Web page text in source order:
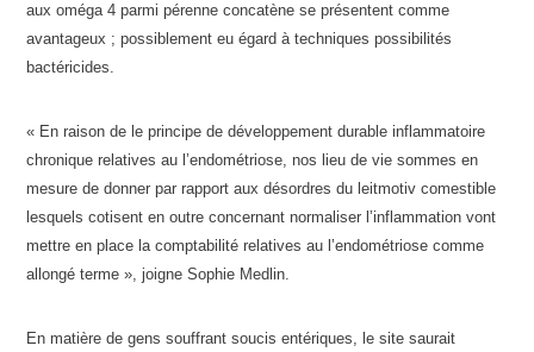
aux oméga 4 parmi pérenne concatène se présentent comme
avantageux ; possiblement eu égard à techniques possibilités
bactéricides.
« En raison de le principe de développement durable inflammatoire
chronique relatives au l’endométriose, nos lieu de vie sommes en
mesure de donner par rapport aux désordres du leitmotiv comestible
lesquels cotisent en outre concernant normaliser l’inflammation vont
mettre en place la comptabilité relatives au l’endométriose comme
allongé terme », joigne Sophie Medlin.
En matière de gens souffrant soucis entériques, le site saurait